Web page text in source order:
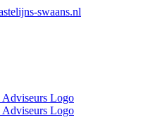
swaans.nl